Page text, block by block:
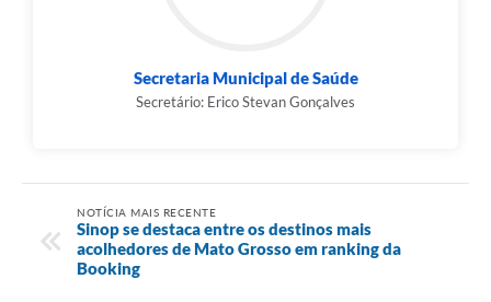
Secretaria Municipal de Saúde
Secretário: Erico Stevan Gonçalves
NOTÍCIA MAIS RECENTE
Sinop se destaca entre os destinos mais
acolhedores de Mato Grosso em ranking da
Booking